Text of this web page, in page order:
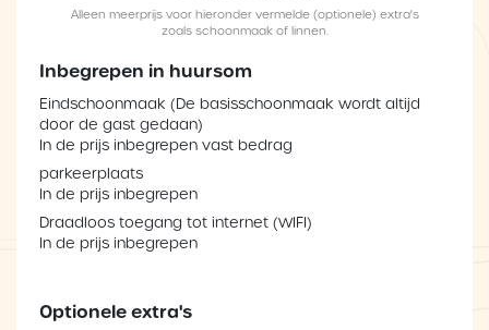
Alleen meerprijs voor hieronder vermelde (optionele) extra's
zoals schoonmaak of linnen.
Inbegrepen in huursom
Eindschoonmaak (De basisschoonmaak wordt altijd
door de gast gedaan)
In de prijs inbegrepen vast bedrag
parkeerplaats
In de prijs inbegrepen
Draadloos toegang tot internet (WIFI)
In de prijs inbegrepen
Optionele extra's